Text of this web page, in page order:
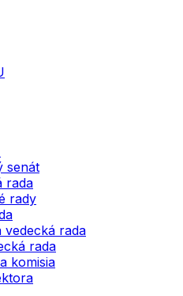
senát
rada
rady
vedecká rada
rada
komisia